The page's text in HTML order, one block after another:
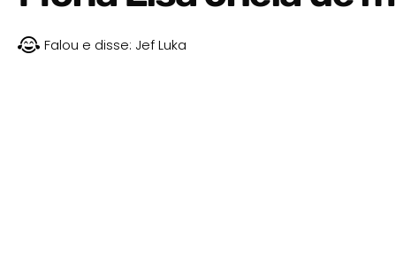
Falou e disse: Jef Luka